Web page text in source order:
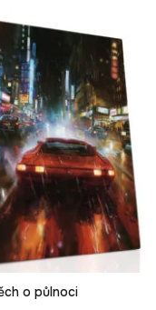
až
167,88 €
ZOBRAZENÍ
o půlnoci